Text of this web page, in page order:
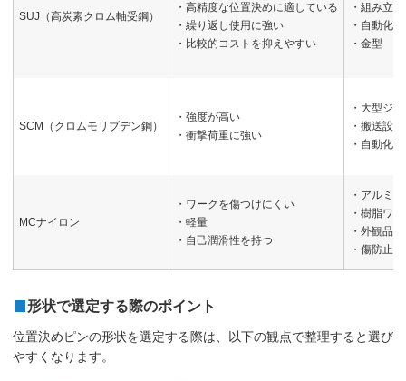
SUJ（高炭素クロム軸受鋼）
・高精度な位置決めに適している
・繰り返し使用に強い
・比較的コストを抑えやすい
・組み立
・自動化
・金型
SCM（クロムモリブデン鋼）
・強度が高い
・衝撃荷重に強い
・大型ジグ
・搬送設備
・自動化
MCナイロン
・ワークを傷つけにくい
・軽量
・自己潤滑性を持つ
・アルミ
・樹脂ワ
・外観品
・傷防止
形状で選定する際のポイント
位置決めピンの形状を選定する際は、以下の観点で整理すると選び
やすくなります。